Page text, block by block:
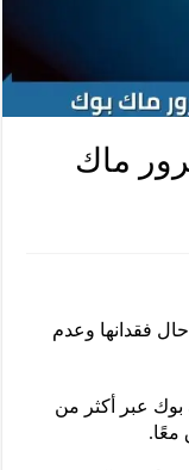
ماك
فقدانها وعدم
بوك عبر أكثر من
معًا.